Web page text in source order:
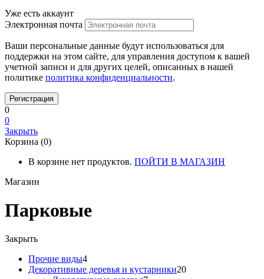
Уже есть аккаунт
Электронная почта
Ваши персональные данные будут использоваться для
поддержки на этом сайте, для управления доступом к вашей
учетной записи и для других целей, описанных в нашей
политике политика конфиденциальности.
0
0
Закрыть
Корзина (0)
В корзине нет продуктов. ПОЙТИ В МАГАЗИН
Магазин
Парковые
Закрыть
Прочие виды44
товара
Декоративные деревья и кустарники2020